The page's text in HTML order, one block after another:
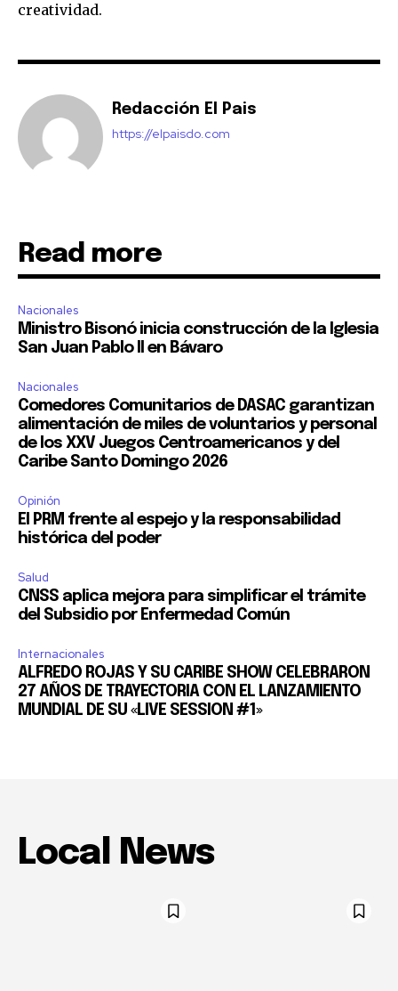
creatividad.
Redacción El Pais
https://elpaisdo.com
Read more
Nacionales
Ministro Bisonó inicia construcción de la Iglesia
San Juan Pablo II en Bávaro
Nacionales
Comedores Comunitarios de DASAC garantizan
alimentación de miles de voluntarios y personal
de los XXV Juegos Centroamericanos y del
Caribe Santo Domingo 2026
Opinión
El PRM frente al espejo y la responsabilidad
histórica del poder
Salud
CNSS aplica mejora para simplificar el trámite
del Subsidio por Enfermedad Común
Internacionales
ALFREDO ROJAS Y SU CARIBE SHOW CELEBRARON
27 AÑOS DE TRAYECTORIA CON EL LANZAMIENTO
MUNDIAL DE SU «LIVE SESSION #1»
Local News